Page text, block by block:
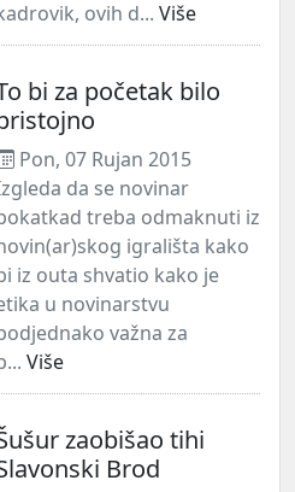
ovih d... Više
bi za početak bilo
Pon, 07 Rujan 2015
da se novinar
treba odmaknuti iz
igrališta kako
iz outa shvatio kako je
u novinarstvu
važna za
Više
zaobišao tihi
Brod